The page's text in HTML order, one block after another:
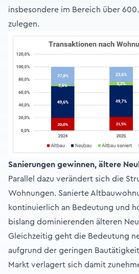
insbesondere im Bereich über
zulegen.
Sanierungen gewinnen, ältere
Parallel dazu verändert sich die
Wohnungen. Sanierte
kontinuierlich an Bedeutung und
bislang dominierenden älteren
Gleichzeitig geht die Bedeutung
aufgrund der geringen
Markt verlagert sich damit